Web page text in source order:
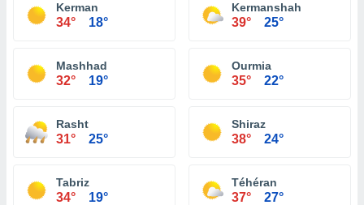
Kerman
34° 18°
Kermanshah
39° 25°
Mashhad
32° 19°
Ourmia
35° 22°
Rasht
31° 25°
Shiraz
38° 24°
Tabriz
34° 19°
Téhéran
37° 27°